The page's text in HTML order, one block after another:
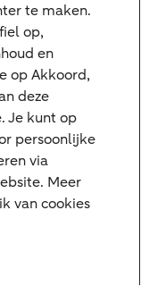
te maken.
op,
en
op Akkoord,
deze
Je kunt op
persoonlijke
via
Meer
van cookies